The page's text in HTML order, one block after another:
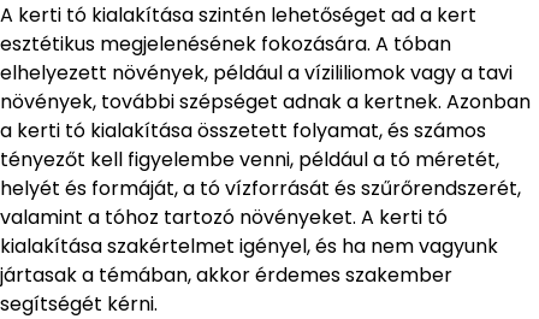
A kerti tó kialakítása szintén lehetőséget ad a kert
esztétikus megjelenésének fokozására. A tóban
elhelyezett növények, például a vízililiomok vagy a tavi
növények, további szépséget adnak a kertnek. Azonban
a kerti tó kialakítása összetett folyamat, és számos
tényezőt kell figyelembe venni, például a tó méretét,
helyét és formáját, a tó vízforrását és szűrőrendszerét,
valamint a tóhoz tartozó növényeket. A kerti tó
kialakítása szakértelmet igényel, és ha nem vagyunk
jártasak a témában, akkor érdemes szakember
segítségét kérni.